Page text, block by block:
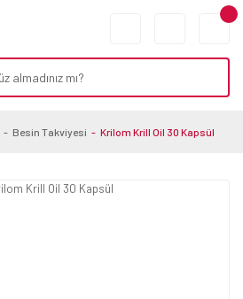
Besin Takviyesi Krilom Krill Oil 30 Kapsül